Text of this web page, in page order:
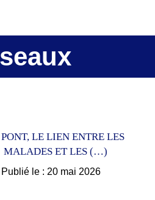
LE LIEN ENTRE LES
MALADES ET LES (…)
Publié le : 20 mai 2026